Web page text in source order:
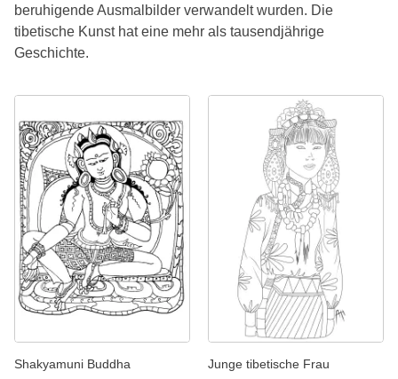
beruhigende Ausmalbilder verwandelt wurden. Die
tibetische Kunst hat eine mehr als tausendjährige
Geschichte.
Shakyamuni Buddha Junge tibetische Frau